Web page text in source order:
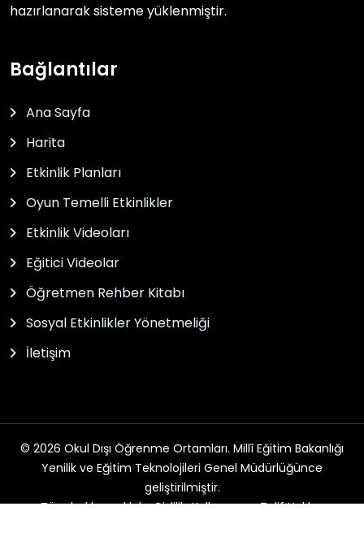
hazırlanarak sisteme yüklenmiştir.
Bağlantılar
Ana Sayfa
Harita
Etkinlik Planları
Oyun Temelli Etkinlikler
Etkinlik Videoları
Eğitici Videolar
Öğretmen Rehber Kitabı
Sosyal Etkinlikler Yönetmeliği
İletişim
© 2026 Okul Dışı Öğrenme Ortamları. Millî Eğitim Bakanlığı
Yenilik ve Eğitim Teknolojileri Genel Müdürlüğünce
geliştirilmiştir.
Tüm hakları saklıdır. Gizlilik, Kullanım ve Telif Hakları